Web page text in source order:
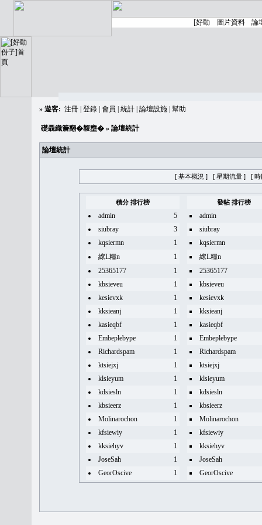
» 遊客: 注冊 登錄 會員 統計 論壇設施 幫助
礎聶織簷翻�䪖壅� » 論壇統計
論壇統計
[ 基本概況 ] [ 星期流量 ] [ 時
積分 排行榜 發帖 排行榜
admin 5
admin
siubray
3
siubray
kqsiermn
1
kqsiermn
繚L糧n
1
繚L糧n
25365177
1
25365177
kbsieveu
1
kbsieveu
kesievxk
1
kesievxk
kksieanj
1
kksieanj
kasieqbf
1
kasieqbf
Embeplebype
1
Embeplebype
Richardspam
1
Richardspam
ktsiejxj
1
ktsiejxj
klsieyum
1
klsieyum
kdsiesln
1
kdsiesln
kbsieerz
1
kbsieerz
Molinarochon
1
Molinarochon
kfsiewiy
1
kfsiewiy
kksiehyv
1
kksiehyv
JoseSah
1
JoseSah
GeorOscive
1 GeorOscive